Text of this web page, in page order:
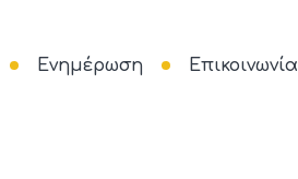
Ενημέρωση Επικοινωνία